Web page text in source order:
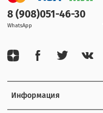
Информация
8 (908)051-46-30
WhatsApp